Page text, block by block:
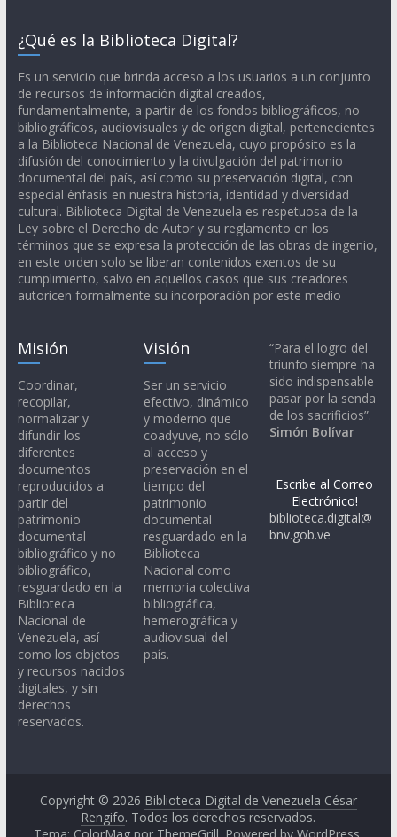
¿Qué es la Biblioteca Digital?
Es un servicio que brinda acceso a los usuarios a un conjunto
de recursos de información digital creados,
fundamentalmente, a partir de los fondos bibliográficos, no
bibliográficos, audiovisuales y de origen digital, pertenecientes
a la Biblioteca Nacional de Venezuela, cuyo propósito es la
difusión del conocimiento y la divulgación del patrimonio
documental del país, así como su preservación digital, con
especial énfasis en nuestra historia, identidad y diversidad
cultural. Biblioteca Digital de Venezuela es respetuosa de la
Ley sobre el Derecho de Autor y su reglamento en los
términos que se expresa la protección de las obras de ingenio,
en este orden solo se liberan contenidos exentos de su
cumplimiento, salvo en aquellos casos que sus creadores
autoricen formalmente su incorporación por este medio
Misión
Coordinar,
recopilar,
normalizar y
difundir los
diferentes
documentos
reproducidos a
partir del
patrimonio
documental
bibliográfico y no
bibliográfico,
resguardado en la
Biblioteca
Nacional de
Venezuela, así
como los objetos
y recursos nacidos
digitales, y sin
derechos
reservados.
Visión
Ser un servicio
efectivo, dinámico
y moderno que
coadyuve, no sólo
al acceso y
preservación en el
tiempo del
patrimonio
documental
resguardado en la
Biblioteca
Nacional como
memoria colectiva
bibliográfica,
hemerográfica y
audiovisual del
país.
“Para el logro del
triunfo siempre ha
sido indispensable
pasar por la senda
de los sacrificios”.
Simón Bolívar
Escribe al Correo
Electrónico!
biblioteca.digital@
bnv.gob.ve
Copyright © 2026 Biblioteca Digital de Venezuela César
Rengifo. Todos los derechos reservados.